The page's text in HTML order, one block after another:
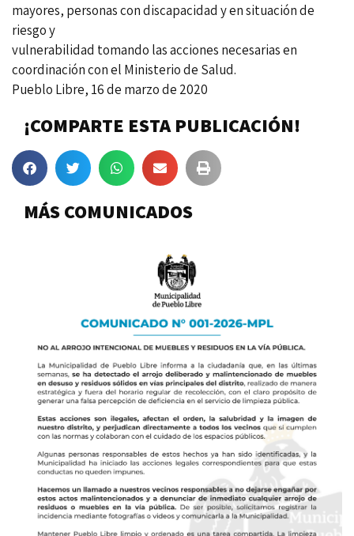
mayores, personas con discapacidad y en situación de
riesgo y
vulnerabilidad tomando las acciones necesarias en
coordinación con el Ministerio de Salud.
Pueblo Libre, 16 de marzo de 2020
¡COMPARTE ESTA PUBLICACIÓN!
MÁS COMUNICADOS